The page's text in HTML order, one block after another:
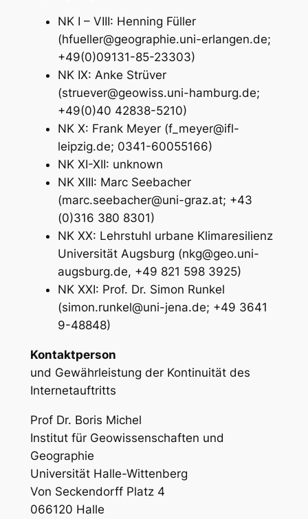
NK I – VIII: Henning Füller
(hfueller@geographie.uni-erlangen.de;
+49(0)09131-85-23303)
NK IX: Anke Strüver
(struever@geowiss.uni-hamburg.de;
+49(0)40 42838-5210)
NK X: Frank Meyer (f_meyer@ifl-
leipzig.de; 0341-60055166)
NK XI-XII: unknown
NK XIII: Marc Seebacher
(marc.seebacher@uni-graz.at; +43
(0)316 380 8301)
NK XX: Lehrstuhl urbane Klimaresilienz
Universität Augsburg (nkg@geo.uni-
augsburg.de, +49 821 598 3925)
NK XXI: Prof. Dr. Simon Runkel
(simon.runkel@uni-jena.de; +49 3641
9-48848)
Kontaktperson
und Gewährleistung der Kontinuität des
Internetauftritts
Prof Dr. Boris Michel
Institut für Geowissenschaften und
Geographie
Universität Halle-Wittenberg
Von Seckendorff Platz 4
066120 Halle